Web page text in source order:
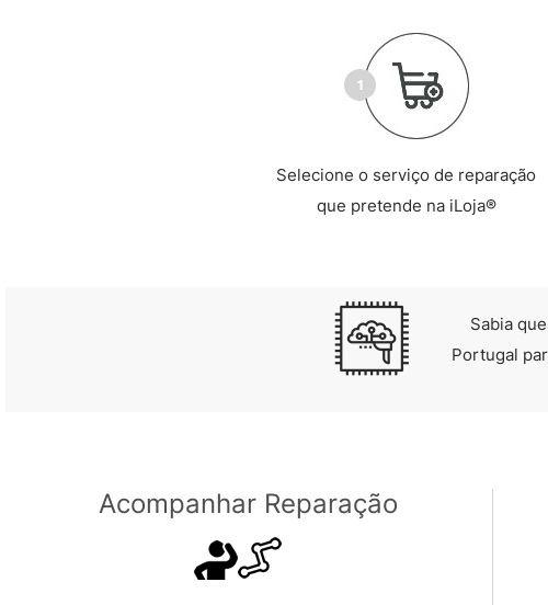
Selecione o serviço de reparação
que pretende na iLoja®
Sabia
Portugal
Acompanhar Reparação